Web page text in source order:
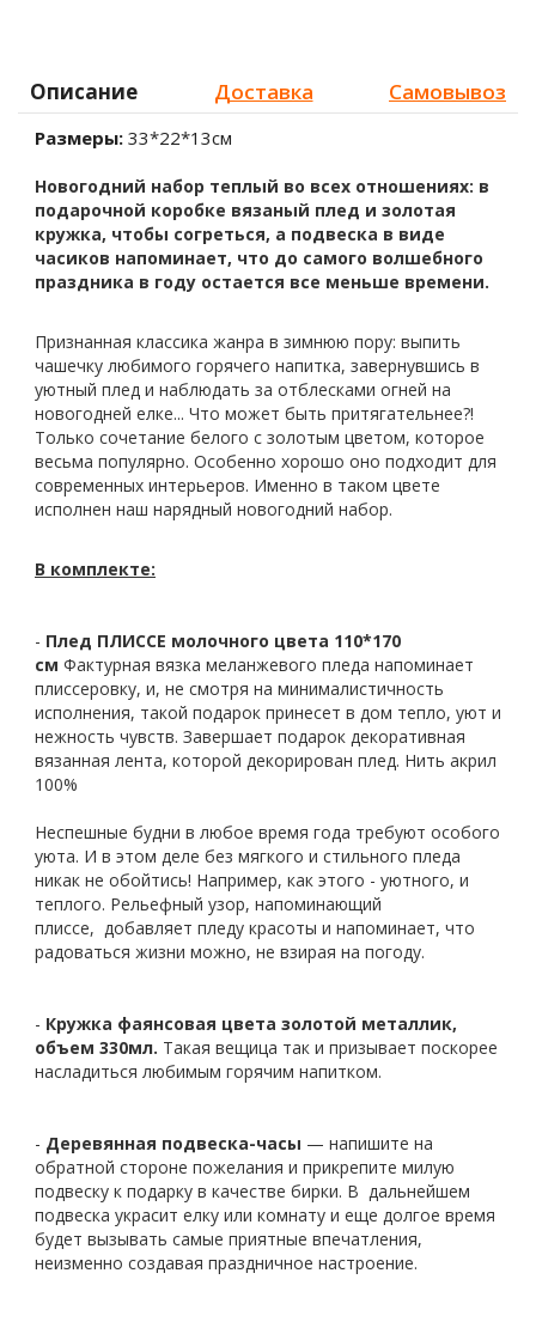
Описание Доставка Самовывоз
Размеры: 33*22*13см
Новогодний набор теплый во всех отношениях: в
подарочной коробке вязаный плед и золотая
кружка, чтобы согреться, а подвеска в виде
часиков напоминает, что до самого волшебного
праздника в году остается все меньше времени.
Признанная классика жанра в зимнюю пору: выпить
чашечку любимого горячего напитка, завернувшись в
уютный плед и наблюдать за отблесками огней на
новогодней елке... Что может быть притягательнее?!
Только сочетание белого с золотым цветом, которое
весьма популярно. Особенно хорошо оно подходит для
современных интерьеров. Именно в таком цвете
исполнен наш нарядный новогодний набор.
В комплекте:
- Плед ПЛИССЕ молочного цвета 110*170
см Фактурная вязка меланжевого пледа напоминает
плиссеровку, и, не смотря на минималистичность
исполнения, такой подарок принесет в дом тепло, уют и
нежность чувств. Завершает подарок декоративная
вязанная лента, которой декорирован плед. Нить акрил
100%
Неспешные будни в любое время года требуют особого
уюта. И в этом деле без мягкого и стильного пледа
никак не обойтись! Например, как этого - уютного, и
теплого. Рельефный узор, напоминающий
плиссе, добавляет пледу красоты и напоминает, что
радоваться жизни можно, не взирая на погоду.
- Кружка фаянсовая цвета золотой металлик,
объем 330мл. Такая вещица так и призывает поскорее
насладиться любимым горячим напитком.
- Деревянная подвеска-часы — напишите на
обратной стороне пожелания и прикрепите милую
подвеску к подарку в качестве бирки. В дальнейшем
подвеска украсит елку или комнату и еще долгое время
будет вызывать самые приятные впечатления,
неизменно создавая праздничное настроение.